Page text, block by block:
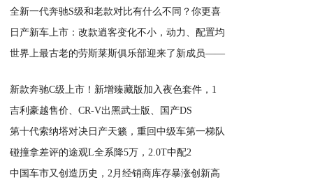
全新一代奔驰S级和老款对比有什么不同？你更喜
日产新车上市：改款逍客变化不小，动力、配置均
世界上最古老的劳斯莱斯俱乐部迎来了新成员——
新款奔驰C级上市！新增臻藏版加入夜色套件，1
吉利豪越售价、CR-V出黑武士版、国产DS
第十代索纳塔对决日产天籁，重回中级车第一梯队
碰撞拿差评的途观L全系降5万，2.0T中配2
中国车市又创造历史，2月经销商库存暴涨创新高